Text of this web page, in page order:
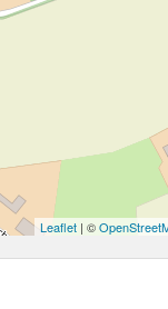
Leaflet | ©